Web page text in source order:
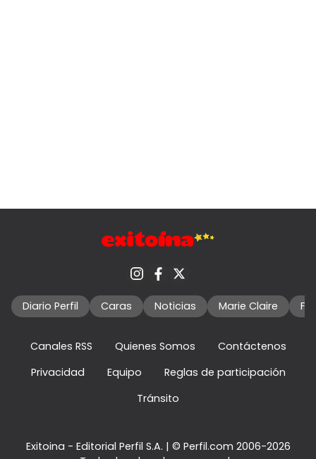
Diario Perfil Caras Noticias Marie Claire
Canales RSS Quienes Somos
Contáctenos
Privacidad
Equipo
Reglas de participación
Tránsito
Exitoina - Editorial Perfil S.A. | © Perfil.com 2006-2026